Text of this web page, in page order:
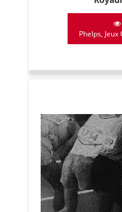
Phelps,